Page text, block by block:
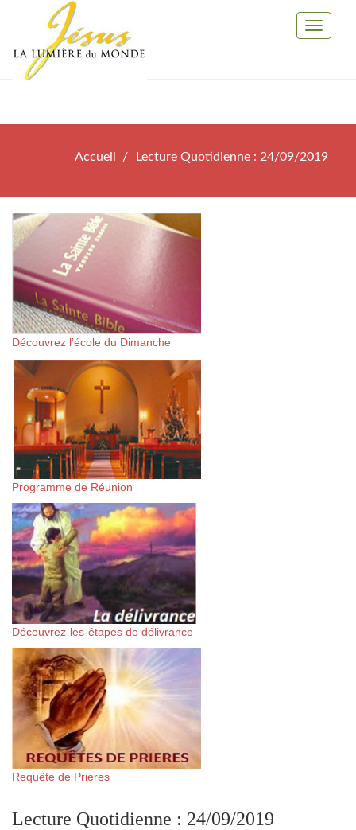
Toggle
Accueil Lecture Quotidienne : 24/09/2019
Découvrez l’école du Dimanche
Programme de Réunion
Découvrez-les-étapes de délivrance
Requête de Prières
Lecture Quotidienne : 24/09/2019